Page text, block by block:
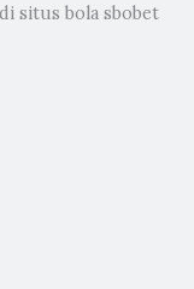
situs bola sbobet